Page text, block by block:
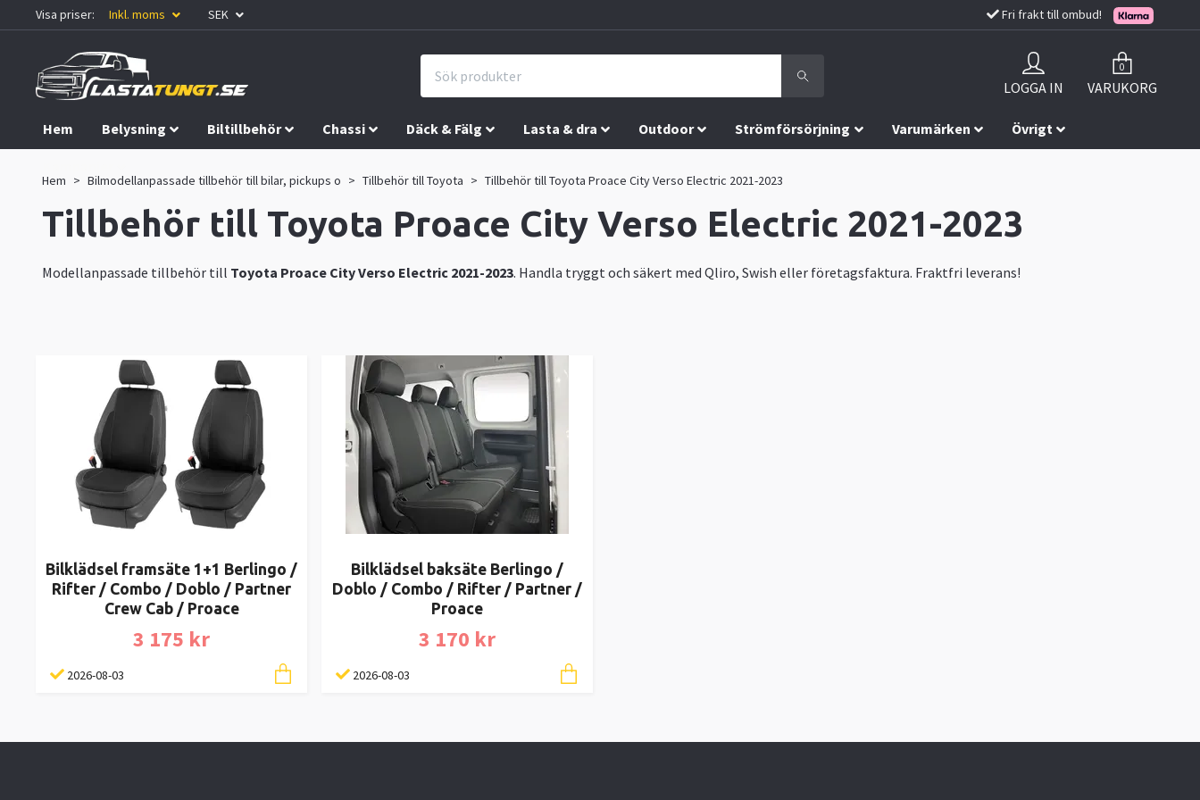
Visa priser: Inkl. moms SEK Fri frakt till ombud!
LOGGA IN
0
VARUKORG
Hem Belysning Biltillbehör Chassi Däck & Fälg Lasta & dra Outdoor Strömförsörjning Varumärken Övrigt
Hem Bilmodellanpassade tillbehör till bilar, pickups o Tillbehör till Toyota Tillbehör till Toyota Proace City Verso Electric 2021-2023
Tillbehör till Toyota Proace City Verso Electric 2021-2023
Modellanpassade tillbehör till Toyota Proace City Verso Electric 2021-2023. Handla tryggt och säkert med Qliro, Swish eller företagsfaktura. Fraktfri leverans!
Bilklädsel framsäte 1+1 Berlingo /
Rifter / Combo / Doblo / Partner
Crew Cab / Proace
3 175 kr
2026-08-03
Bilklädsel baksäte Berlingo /
Doblo / Combo / Rifter / Partner /
Proace
3 170 kr
2026-08-03